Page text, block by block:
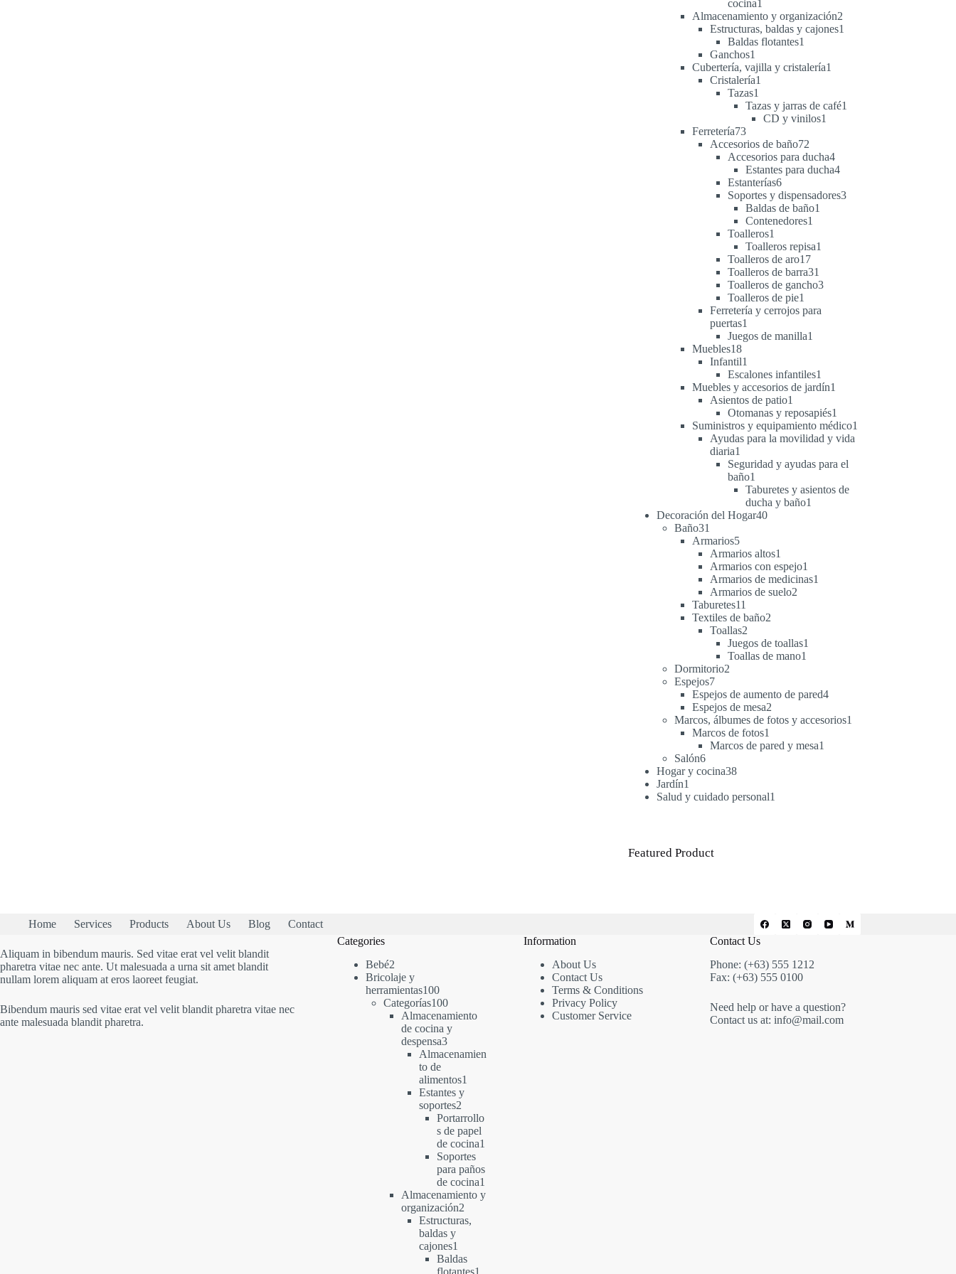
cocina1
producto
Almacenamiento y organización2
Estructuras, baldas y cajones1
Baldas flotantes1
Ganchos1
producto
Cubertería, vajilla y cristalería1
Cristalería1
Tazas1
producto
Tazas y jarras de café1
CD y vinilos1
Ferretería7373
productos
Accesorios de baño72
productos
Accesorios para ducha44
productos
Estantes para ducha44
Estanterías66
productos
Soportes y dispensadores33
Baldas de baño1
Contenedores1
Toalleros1
producto
Toalleros repisa1
Toalleros de aro1717
productos
Toalleros de barra31
productos
Toalleros de gancho33
Toalleros de pie1
producto
Ferretería y cerrojos para
puertas1
producto
Juegos de manilla1
Muebles1818
productos
Infantil1
producto
Escalones infantiles1
producto
Muebles y accesorios de jardín1
Asientos de patio1
producto
Otomanas y reposapiés1
producto
Suministros y equipamiento médico1
Ayudas para la movilidad y vida
diaria1
producto
Seguridad y ayudas para el
baño1
producto
Taburetes y asientos de
ducha y baño1
Decoración del Hogar4040
Baño31
productos
Armarios55
productos
Armarios altos1
producto
Armarios con espejo1
producto
Armarios de medicinas1
Armarios de suelo2
Taburetes11
productos
Textiles de baño2
Toallas2
productos
Juegos de toallas1
Toallas de mano1
Dormitorio2
Espejos77
productos
Espejos de aumento de pared44
Espejos de mesa2
productos
Marcos, álbumes de fotos y accesorios1
Marcos de fotos1
producto
Marcos de pared y mesa1
Salón66
productos
Hogar y cocina3838
Jardín1
producto
Salud y cuidado personal1
Featured Product
Home Services Products About Us Blog Contact
Aliquam in bibendum mauris. Sed vitae erat vel velit blandit
pharetra vitae nec ante. Ut malesuada a urna sit amet blandit
nullam lorem aliquam at eros laoreet feugiat.
Bibendum mauris sed vitae erat vel velit blandit pharetra vitae nec
ante malesuada blandit pharetra.
Categories
Bebé22
productos
Bricolaje y
herramientas100100
productos
Categorías100100
productos
Almacenamiento
de cocina y
despensa33
productos
Almacenamien
to de
alimentos1
Estantes y
soportes22
productos
Portarrollo
s de papel
de cocina1
Soportes
para paños
de cocina1
producto
Almacenamiento y
organización22
productos
Estructuras,
baldas y
cajones1
producto
Baldas
flotantes1
Information
About Us
Contact Us
Terms & Conditions
Privacy Policy
Customer Service
Contact Us
Phone: (+63) 555 1212
Fax: (+63) 555 0100
Need help or have a question?
Contact us at: info@mail.com